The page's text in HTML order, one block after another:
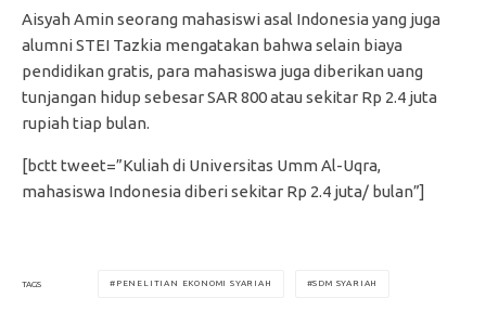
Aisyah Amin seorang mahasiswi asal Indonesia yang juga
alumni STEI Tazkia mengatakan bahwa selain biaya
pendidikan gratis, para mahasiswa juga diberikan uang
tunjangan hidup sebesar SAR 800 atau sekitar Rp 2.4 juta
rupiah tiap bulan.
[bctt tweet=”Kuliah di Universitas Umm Al-Uqra,
mahasiswa Indonesia diberi sekitar Rp 2.4 juta/ bulan”]
TAGS PENELITIAN EKONOMI SYARIAH SDM SYARIAH